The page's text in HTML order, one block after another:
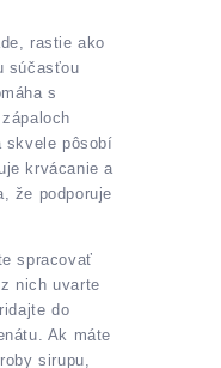
rastie ako
súčasťou
s
pôsobí
krvácanie a
že podporuje
spracovať
nich uvarte
do
Ak máte
sirupu,